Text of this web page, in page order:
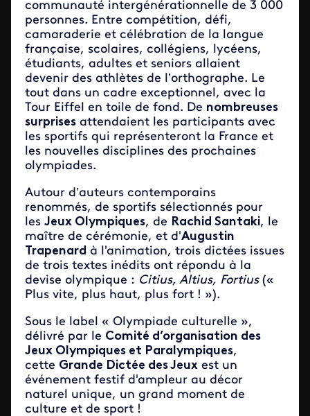
communauté intergénérationnelle de 3 000
personnes. Entre compétition, défi,
camaraderie et célébration de la langue
française, scolaires, collégiens, lycéens,
étudiants, adultes et seniors allaient
devenir des athlètes de l’orthographe. Le
tout dans un cadre exceptionnel, avec la
Tour Eiffel en toile de fond. De nombreuses
surprises attendaient les participants avec
les sportifs qui représenteront la France et
les nouvelles disciplines des prochaines
olympiades.
Autour d’auteurs contemporains
renommés, de sportifs sélectionnés pour
les Jeux Olympiques, de Rachid Santaki, le
maître de cérémonie, et d'Augustin
Trapenard à l'animation, trois dictées issues
de trois textes inédits ont répondu à la
devise olympique : Citius, Altius, Fortius(«
Plus vite, plus haut, plus fort ! »).
Sous le label « Olympiade culturelle »,
délivré par le Comité d’organisation des
Jeux Olympiques et Paralympiques,
cette Grande Dictée des Jeux est un
événement festif d'ampleur au décor
naturel unique, un grand moment de
culture et de sport !